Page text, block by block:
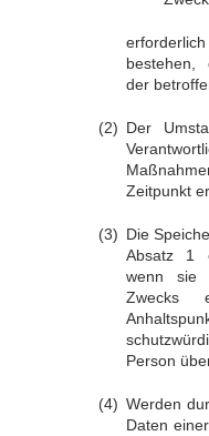
bestehen,
der
Der
Zeitpunkt
Die
Absatz 1
wenn sie
Zwecks
Person
Werden
Daten